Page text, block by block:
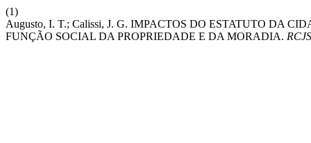
(1)
Augusto, I. T.; Calissi, J. G. IMPACTOS DO ESTATUTO DA
FUNÇÃO SOCIAL DA PROPRIEDADE E DA MORADIA. RCJS